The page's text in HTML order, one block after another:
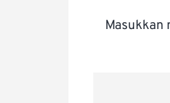
Masukkan